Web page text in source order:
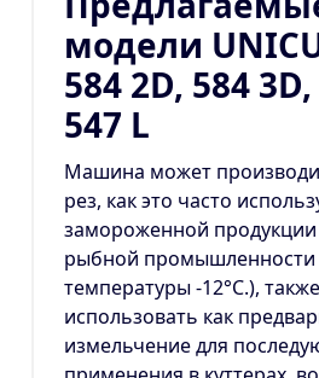
модели
584 2D, 584 3D,
547 L
Машина может
рез, как это часто
замороженной
рыбной промышленности
температуры -12°С.),
использовать как
измельчение для